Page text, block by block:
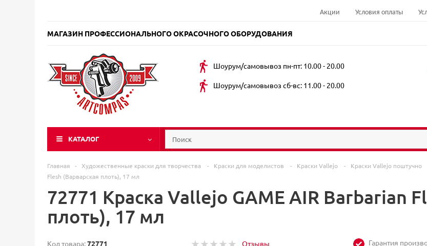
Акции Условия оплаты
МАГАЗИН ПРОФЕССИОНАЛЬНОГО ОКРАСОЧНОГО ОБОРУДОВАНИЯ
Шоурум/самовывоз пн-пт: 10.00 - 20.00
Шоурум/самовывоз сб-вс: 11.00 - 20.00
КАТАЛОГ
Главная - Художественные краски для творчества - Краски для моделистов - Краски Vallejo - Краски Vallejo поштучно
Flesh (Варварская плоть), 17 мл
72771 Краска Vallejo GAME AIR Barbarian
плоть), 17 мл
Код товара:72771 Отзывы Гарантия